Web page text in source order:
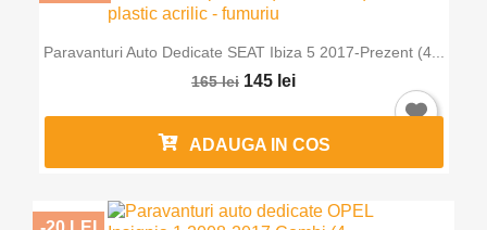
Paravanturi Auto Dedicate SEAT Ibiza 5 2017-Prezent (4...
165 lei 145 lei
ADAUGA IN COS